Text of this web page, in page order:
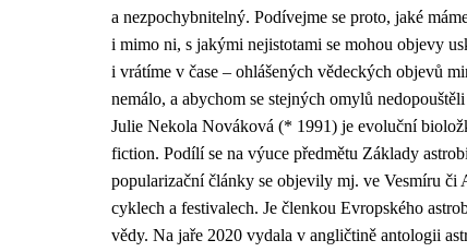
a nezpochybnitelný. Podívejme se proto, jaké
i mimo ni, s jakými nejistotami se mohou objevy
i vrátíme v čase – ohlášených vědeckých objevů
nemálo, a abychom se stejných omylů
Julie Nekola Nováková (* 1991) je evoluční
fiction. Podílí se na výuce předmětu Základy
popularizační články se objevily mj. ve Vesmíru či
cyklech a festivalech. Je členkou Evropského
vědy. Na jaře 2020 vydala v angličtině antologii